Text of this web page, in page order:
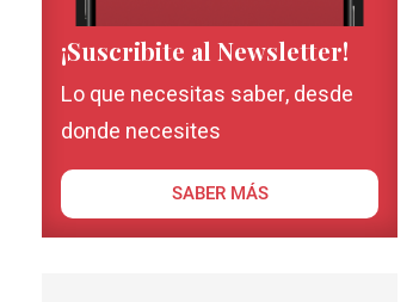
¡Suscribite al Newsletter!
Lo que necesitas saber, desde
donde necesites
SABER MÁS